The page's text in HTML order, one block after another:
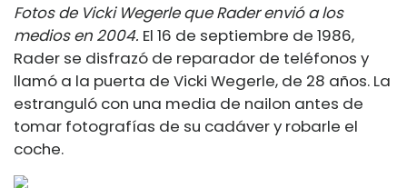
Fotos de Vicki Wegerle que Rader envió a los
medios en 2004. El 16 de septiembre de 1986,
Rader se disfrazó de reparador de teléfonos y
llamó a la puerta de Vicki Wegerle, de 28 años. La
estranguló con una media de nailon antes de
tomar fotografías de su cadáver y robarle el
coche.